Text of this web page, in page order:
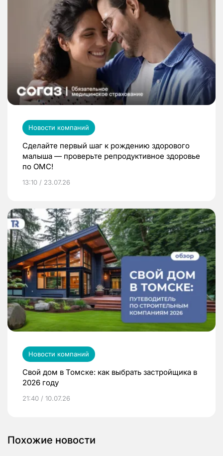
Новости компаний
Сделайте первый шаг к рождению здорового
малыша — проверьте репродуктивное здоровье
по ОМС!
13:10 / 23.07.26
Новости компаний
Свой дом в Томске: как выбрать застройщика в
2026 году
21:40 / 10.07.26
Похожие новости